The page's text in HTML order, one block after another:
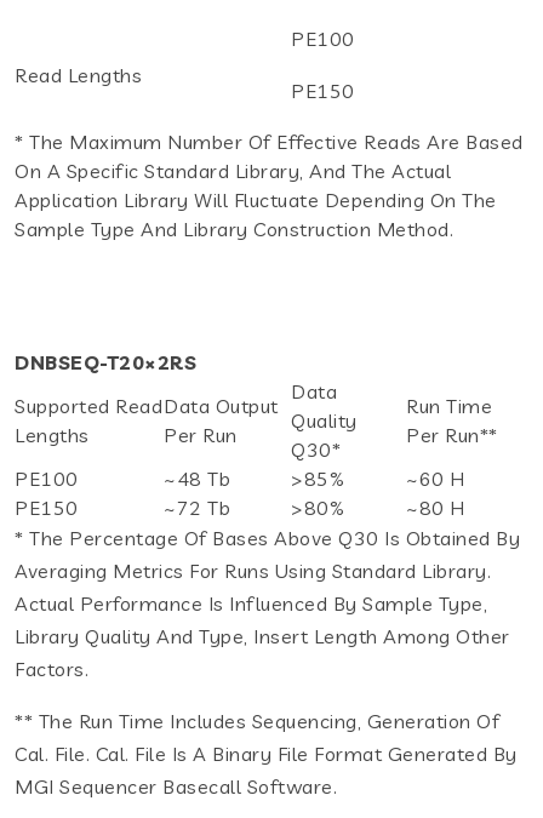
Read Lengths
PE100
PE150
* The Maximum Number Of Effective Reads Are Based
On A Specific Standard Library, And The Actual
Application Library Will Fluctuate Depending On The
Sample Type And Library Construction Method.
DNBSEQ-T20×2RS
Supported Read
Lengths
Data Output
Per Run
Data
Quality
Q30*
Run Time
Per Run**
PE100
~48 Tb >85%
~60 H
PE150
~72 Tb >80%
~80 H
* The Percentage Of Bases Above Q30 Is Obtained By
Averaging Metrics For Runs Using Standard Library.
Actual Performance Is Influenced By Sample Type,
Library Quality And Type, Insert Length Among Other
Factors.
** The Run Time Includes Sequencing, Generation Of
Cal. File. Cal. File Is A Binary File Format Generated By
MGI Sequencer Basecall Software.